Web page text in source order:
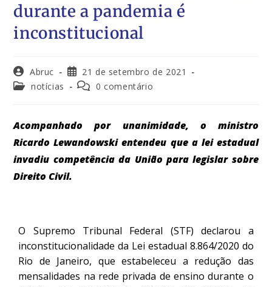
durante a pandemia é
inconstitucional
Abruc
21 de setembro de 2021
notícias
0 comentário
Acompanhado por unanimidade, o ministro
Ricardo Lewandowski entendeu que a lei estadual
invadiu competência da União para legislar sobre
Direito Civil.
O Supremo Tribunal Federal (STF) declarou a
inconstitucionalidade da Lei estadual 8.864/2020 do
Rio de Janeiro, que estabeleceu a redução das
mensalidades na rede privada de ensino durante o